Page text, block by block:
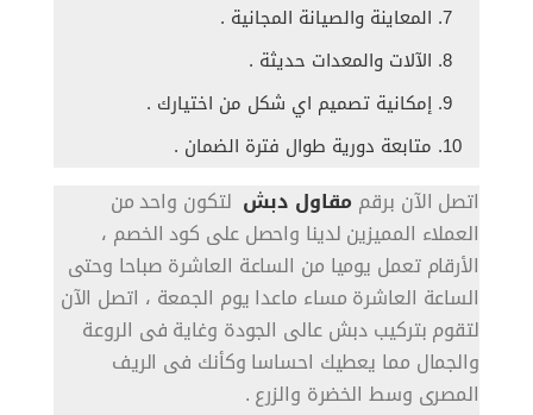
المعاينة والصيانة المجانية .
الآلات والمعدات حديثة .
إمكانية تصميم اي شكل من اختيارك .
متابعة دورية طوال فترة الضمان .
اتصل الآن برقم مقاول دبش لتكون واحد من
العملاء المميزين لدينا واحصل على كود الخصم ،
الأرقام تعمل يوميا من الساعة العاشرة صباحا وحتى
الساعة العاشرة مساء ماعدا يوم الجمعة ، اتصل الآن
لتقوم بتركيب دبش عالى الجودة وغاية فى الروعة
والجمال مما يعطيك احساسا وكأنك فى الريف
المصرى وسط الخضرة والزرع .